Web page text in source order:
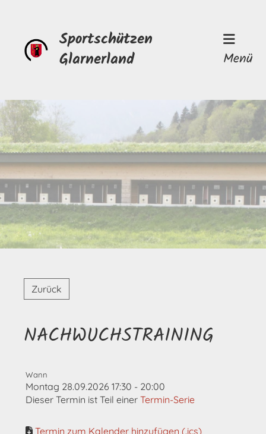
Sportschützen
Glarnerland
Menü
Zurück
NACHWUCHSTRAINING
Wann
Montag 28.09.2026 17:30 - 20:00
Dieser Termin ist Teil einer Termin-Serie
Termin zum Kalender hinzufügen (.ics)